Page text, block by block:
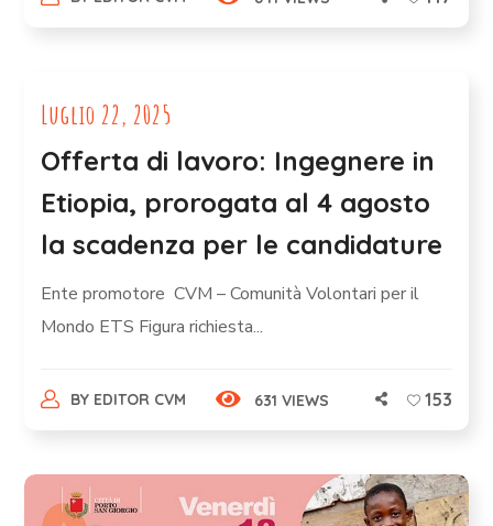
Luglio 22, 2025
Offerta di lavoro: Ingegnere in
Etiopia, prorogata al 4 agosto
la scadenza per le candidature
Ente promotore CVM – Comunità Volontari per il
Mondo ETS Figura richiesta...
BY EDITOR CVM 631 VIEWS 153